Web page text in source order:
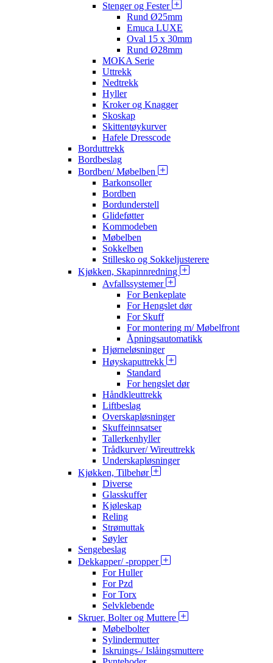
Stenger og Fester
Rund Ø25mm
Emuca LUXE
Oval 15 x 30mm
Rund Ø28mm
MOKA Serie
Uttrekk
Nedtrekk
Hyller
Kroker og Knagger
Skoskap
Skittentøykurver
Hafele Dresscode
Borduttrekk
Bordbeslag
Bordben/ Møbelben
Barkonsoller
Bordben
Bordunderstell
Glideføtter
Kommodeben
Møbelben
Sokkelben
Stillesko og Sokkeljusterere
Kjøkken, Skapinnredning
Avfallssystemer
For Benkeplate
For Hengslet dør
For Skuff
For montering m/ Møbelfront
Åpningsautomatikk
Hjørneløsninger
Høyskaputtrekk
Standard
For hengslet dør
Håndkleuttrekk
Liftbeslag
Overskapløsninger
Skuffeinnsatser
Tallerkenhyller
Trådkurver/ Wireuttrekk
Underskapløsninger
Kjøkken, Tilbehør
Diverse
Glasskuffer
Kjøleskap
Reling
Strømuttak
Søyler
Sengebeslag
Dekkapper/ -propper
For Huller
For Pzd
For Torx
Selvklebende
Skruer, Bolter og Muttere
Møbelbolter
Sylindermutter
Iskruings-/ Islåingsmuttere